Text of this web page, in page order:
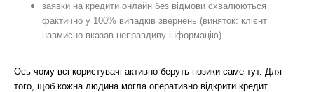
заявки на кредити онлайн без відмови схвалюються
фактично у 100% випадків звернень (виняток: клієнт
навмисно вказав неправдиву інформацію).
Ось чому всі користувачі активно беруть позики саме тут. Для
того, щоб кожна людина могла оперативно відкрити кредит